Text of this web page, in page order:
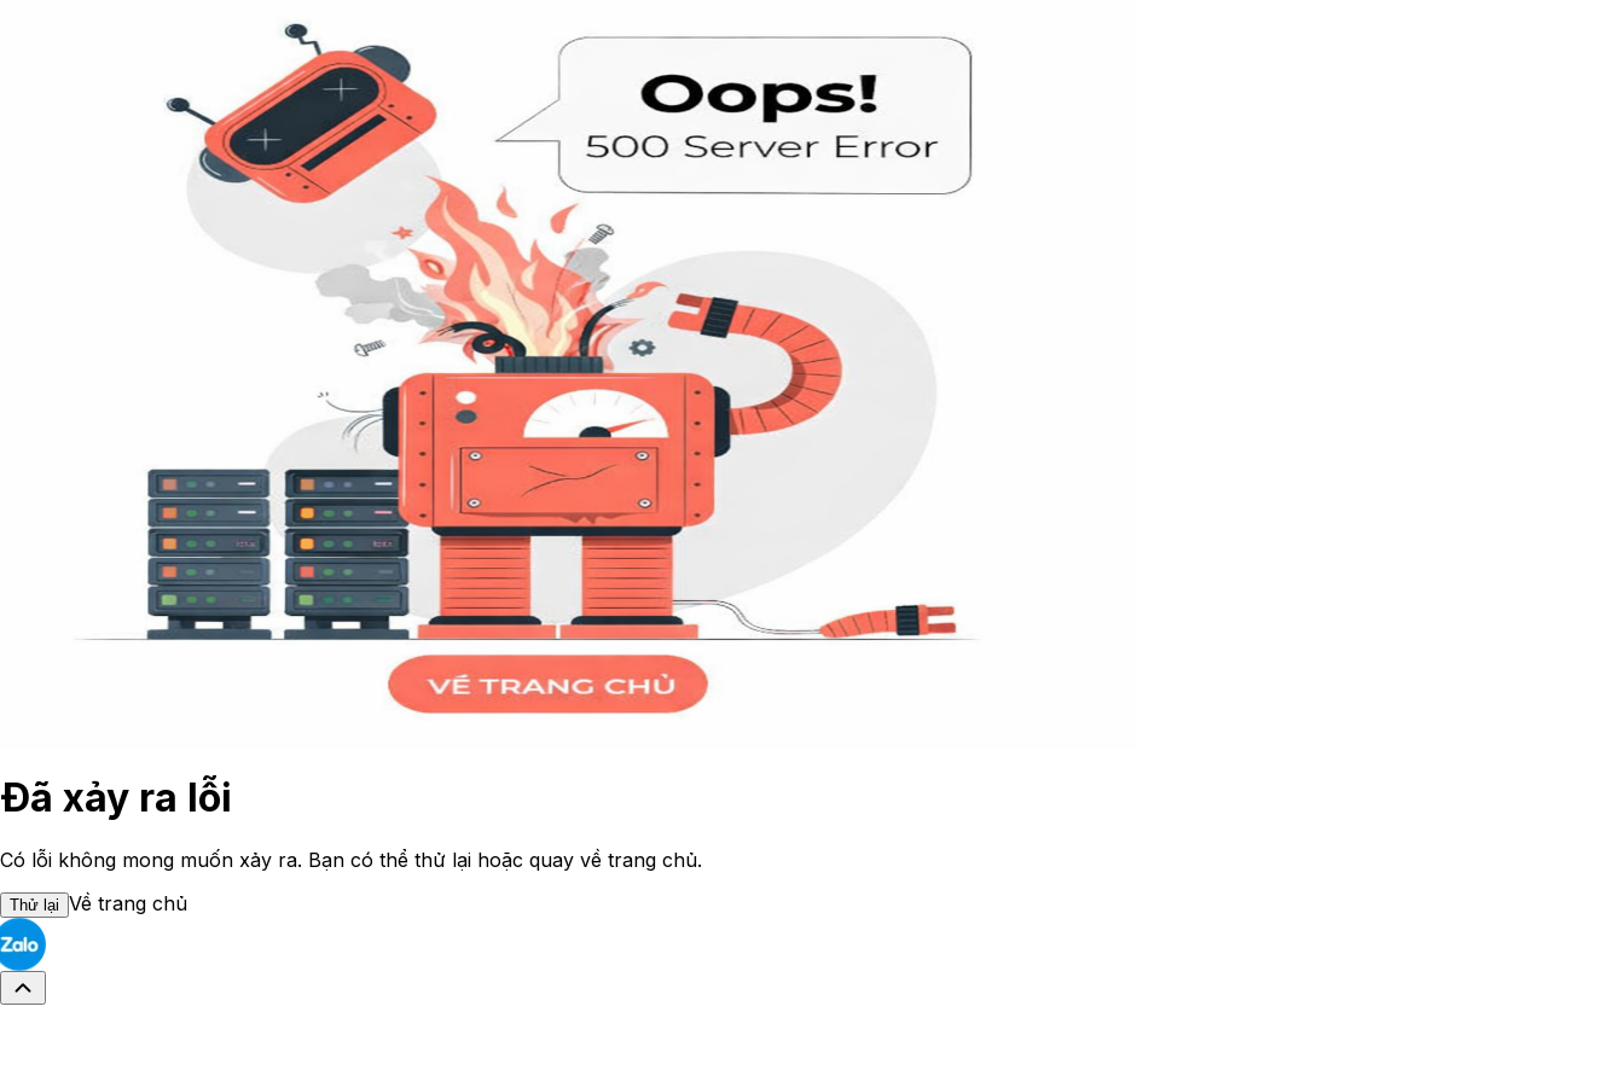
Đã xảy ra lỗi
Có lỗi không mong muốn xảy ra. Bạn có thể thử lại hoặc quay về trang chủ.
Thử lại Về trang chủ